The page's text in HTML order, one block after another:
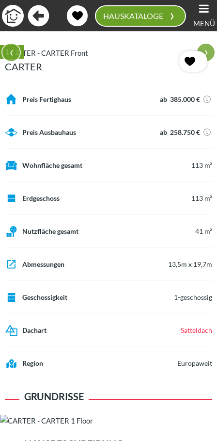
HAUSKATALOGE › MENÜ
1 / 2
‹ ›
CARTER
Preis Fertighaus ab 385.000 €
Preis Ausbauhaus ab 258.750 €
Wohnfläche gesamt 113 m²
Erdgeschoss 113 m²
Nutzfläche gesamt 41 m²
Abmessungen 13,5m x 19,7m
Geschossigkeit 1-geschossig
Dachart Satteldach
Region Europaweit
GRUNDRISSE